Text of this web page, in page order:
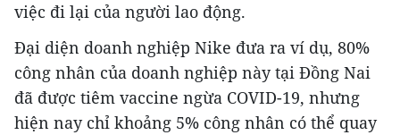
việc đi lại của người lao động.
Đại diện doanh nghiệp Nike đưa ra ví dụ, 80%
công nhân của doanh nghiệp này tại Đồng Nai
đã được tiêm vaccine ngừa COVID-19, nhưng
hiện nay chỉ khoảng 5% công nhân có thể quay